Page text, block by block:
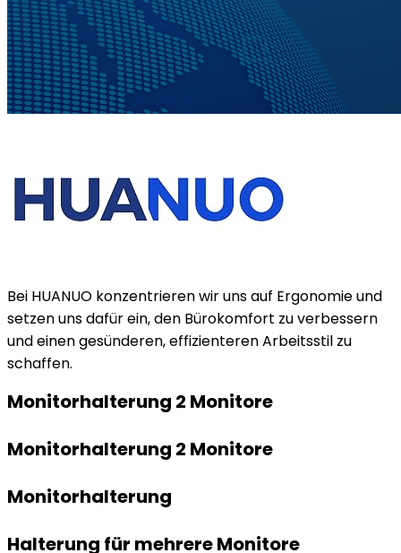
Bei HUANUO konzentrieren wir uns auf Ergonomie und
setzen uns dafür ein, den Bürokomfort zu verbessern
und einen gesünderen, effizienteren Arbeitsstil zu
schaffen.
Monitorhalterung 2 Monitore
Monitorhalterung 2 Monitore
Monitorhalterung
Halterung für mehrere Monitore